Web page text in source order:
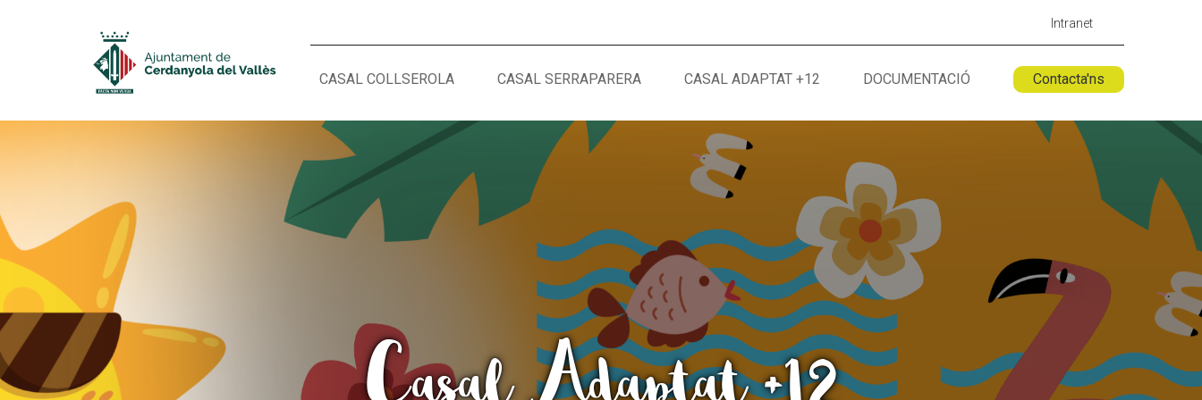
Intranet
CASAL COLLSEROLA CASAL SERRAPARERA CASAL ADAPTAT +12 DOCUMENTACIÓ Contacta'ns
CASES DE COLÒNIES ACCIÓ SOCIAL I JOVES ESPLAIS SUPORT TERCER SECTOR
CONEIX FUNDESPLAI
La Fundació
ACTUALITAT
Notícies
COL·LABORA
Fes voluntariat